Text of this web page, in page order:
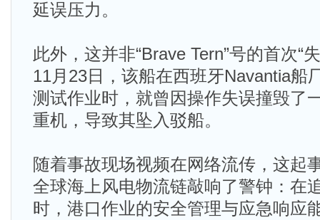
延误压力。
此外，这并非“Brave Tern”号的首次“
11月23日，该船在西班牙Navantia船
测试作业时，就曾因操作失误撞毁了
重机，导致其坠入驳船。
随着事故现场视频在网络流传，这起
全球海上风电物流链敲响了警钟：在
时，港口作业的安全管理与应急响应